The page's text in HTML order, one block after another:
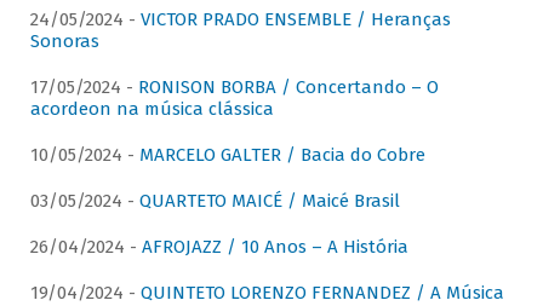
24/05/2024 - VICTOR PRADO ENSEMBLE / Heranças
Sonoras
17/05/2024 - RONISON BORBA / Concertando – O
acordeon na música clássica
10/05/2024 - MARCELO GALTER / Bacia do Cobre
03/05/2024 - QUARTETO MAICÉ / Maicé Brasil
26/04/2024 - AFROJAZZ / 10 Anos – A História
19/04/2024 - QUINTETO LORENZO FERNANDEZ / A Música